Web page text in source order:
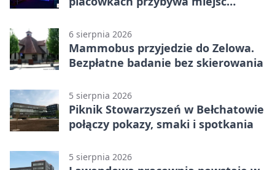
6 sierpnia 2026
Mammobus przyjedzie do Zelowa.
Bezpłatne badanie bez skierowania
5 sierpnia 2026
Piknik Stowarzyszeń w Bełchatowie
połączy pokazy, smaki i spotkania
5 sierpnia 2026